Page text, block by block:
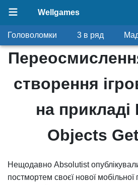
Wellgames
Головоломки 3 в ряд
створення
на прикладі
Objects
Нещодавно Absolutist
постмортем своєї нової мобільної